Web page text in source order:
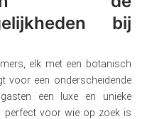
bij
elk met een botanisch
voor een onderscheidende
een luxe en unieke
perfect voor wie op zoek is